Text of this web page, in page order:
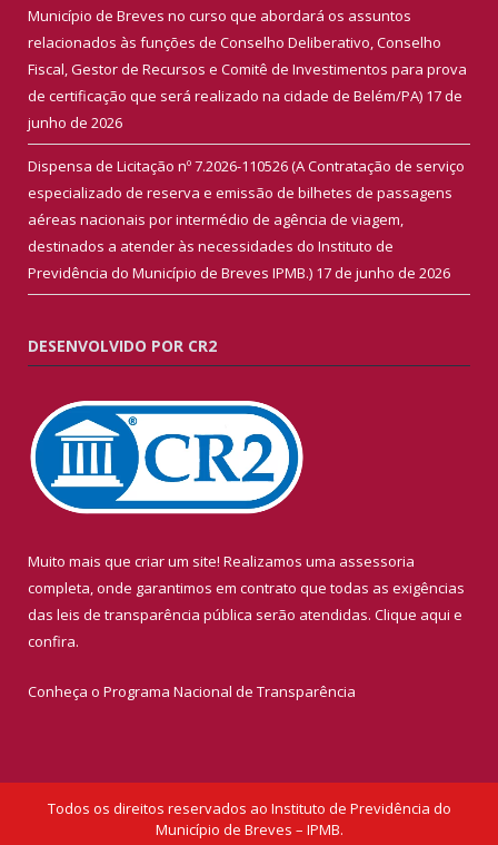
Município de Breves no curso que abordará os assuntos
relacionados às funções de Conselho Deliberativo, Conselho
Fiscal, Gestor de Recursos e Comitê de Investimentos para prova
de certificação que será realizado na cidade de Belém/PA) 17 de
junho de 2026
Dispensa de Licitação nº 7.2026-110526 (A Contratação de serviço
especializado de reserva e emissão de bilhetes de passagens
aéreas nacionais por intermédio de agência de viagem,
destinados a atender às necessidades do Instituto de
Previdência do Município de Breves IPMB.) 17 de junho de 2026
DESENVOLVIDO POR CR2
Muito mais que criar um site! Realizamos uma assessoria
completa, onde garantimos em contrato que todas as exigências
das leis de transparência pública serão atendidas. Clique aqui e
confira.
Conheça o Programa Nacional de Transparência
Todos os direitos reservados ao Instituto de Previdência do
Município de Breves – IPMB.